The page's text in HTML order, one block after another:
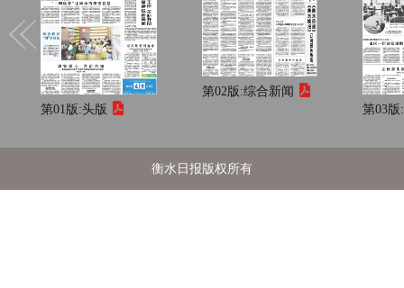
第01版:头版
第02版:综合新闻
第03版:
衡水日报版权所有